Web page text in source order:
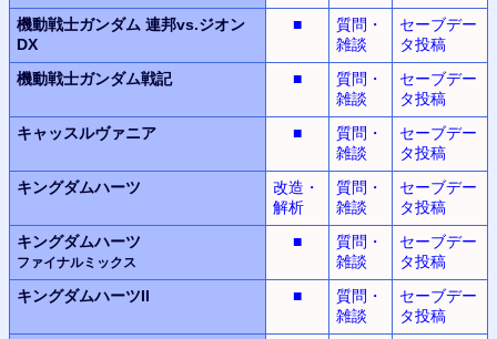
機動戦士ガンダム 連邦vs.ジオン
DX
■
質問・
雑談
セーブデー
タ投稿
機動戦士ガンダム戦記 ■
質問・
雑談
セーブデー
タ投稿
キャッスルヴァニア
■
質問・
雑談
セーブデー
タ投稿
キングダムハーツ
改造・
解析
質問・
雑談
セーブデー
タ投稿
キングダムハーツ
ファイナルミックス
■
質問・
雑談
セーブデー
タ投稿
キングダムハーツII
■
質問・
雑談
セーブデー
タ投稿